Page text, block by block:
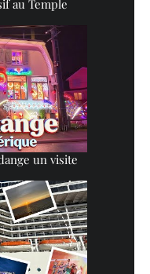
au Temple
un visite